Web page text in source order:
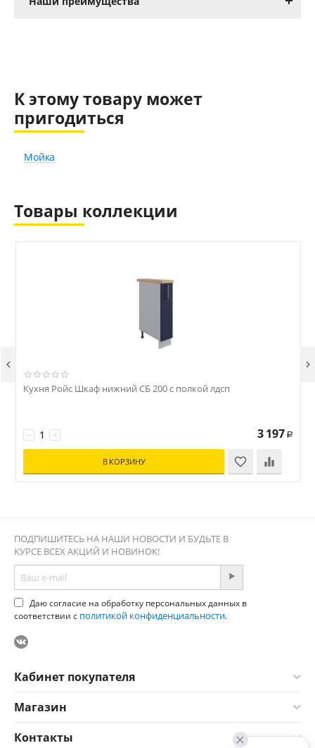
К этому товару может
пригодиться
Мойка
Товары коллекции
Кухня Ройс Шкаф нижний СБ 200 с полкой лдсп
+
− 3 197 Р
В КОРЗИНУ
 
ПОДПИШИТЕСЬ НА НАШИ НОВОСТИ И БУДЬТЕ В
КУРСЕ ВСЕХ АКЦИЙ И НОВИНОК!
Даю согласие на обработку персональных данных в
соответствии с политикой конфиденциальности.
Кабинет покупателя
Магазин
Контакты